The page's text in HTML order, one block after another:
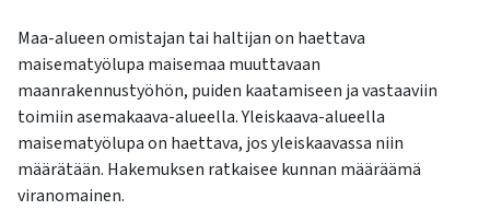
käyttäjät
voivat
käyttää
kosketus-
ja
pyyhkäisyliikkeitä.
Maa-alueen omistajan tai haltijan on haettava
maisematyölupa maisemaa muuttavaan
maanrakennustyöhön, puiden kaatamiseen ja vastaaviin
toimiin asemakaava-alueella. Yleiskaava-alueella
maisematyölupa on haettava, jos yleiskaavassa niin
määrätään. Hakemuksen ratkaisee kunnan määräämä
viranomainen.